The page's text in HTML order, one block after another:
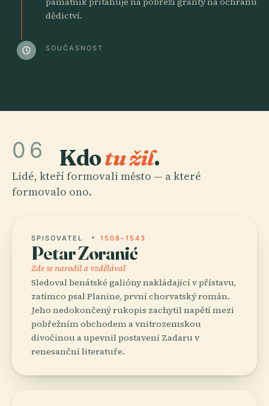
dědictví.
schedule SOUČASNOST
06 Kdotu žil.
Lidé, kteří formovali město — a které
formovalo ono.
SPISOVATEL 1508–1543
Petar Zoranić
Zde se narodil a vzdělával
Sledoval benátské galióny nakládající v přístavu,
zatímco psal Planine, první chorvatský román.
Jeho nedokončený rukopis zachytil napětí mezi
pobřežním obchodem a vnitrozemskou
divočinou a upevnil postavení Zadaru v
renesanční literatuře.